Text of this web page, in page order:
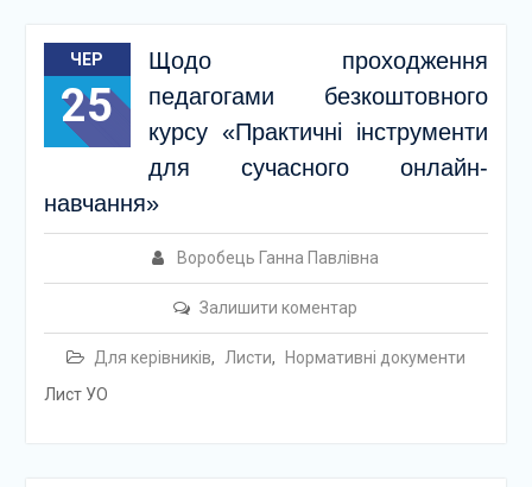
ЧЕР
25
Щодо проходження
педагогами безкоштовного
курсу «Практичні інструменти
для сучасного онлайн-
навчання»
Воробець Ганна Павлівна
Залишити коментар
Для керівників, Листи,
Нормативні документи
Лист УО